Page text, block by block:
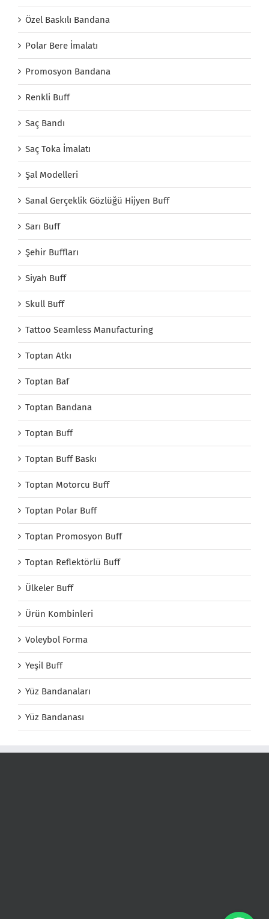
Özel Baskılı Bandana
Polar Bere İmalatı
Promosyon Bandana
Renkli Buff
Saç Bandı
Saç Toka İmalatı
Şal Modelleri
Sanal Gerçeklik Gözlüğü Hijyen Buff
Sarı Buff
Şehir Buffları
Siyah Buff
Skull Buff
Tattoo Seamless Manufacturing
Toptan Atkı
Toptan Baf
Toptan Bandana
Toptan Buff
Toptan Buff Baskı
Toptan Motorcu Buff
Toptan Polar Buff
Toptan Promosyon Buff
Toptan Reflektörlü Buff
Ülkeler Buff
Ürün Kombinleri
Voleybol Forma
Yeşil Buff
Yüz Bandanaları
Yüz Bandanası